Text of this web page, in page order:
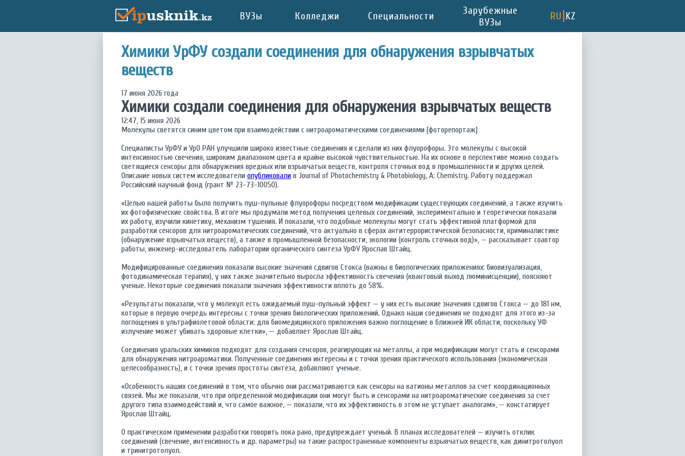
ВУЗы Колледжи Специальности
Зарубежные
ВУЗы
RU KZ
Химики УрФУ создали соединения для обнаружения взрывчатых
веществ
17 июня 2026 года
Химики создали соединения для обнаружения взрывчатых веществ
12:47, 15 июня 2026
Молекулы светятся синим цветом при взаимодействии с нитроароматическими соединениями [фоторепортаж]
Специалисты УрФУ и УрО РАН улучшили широко известные соединения и сделали из них флуорофоры. Это молекулы с высокой
интенсивностью свечения, широким диапазоном цвета и крайне высокой чувствительностью. На их основе в перспективе можно создать
светящиеся сенсоры для обнаружения вредных или взрывчатых веществ, контроля сточных вод в промышленности и других целей.
Описание новых систем исследователи опубликовали в Journal of Photochemistry & Photobiology, A: Chemistry. Работу поддержал
Российский научный фонд (грант № 23-73-10050).
«Целью нашей работы было получить пуш-пульные флуорофоры посредством модификации существующих соединений, а также изучить
их фотофизические свойства. В итоге мы продумали метод получения целевых соединений, экспериментально и теоретически показали
их работу, изучили кинетику, механизм тушения. И показали, что подобные молекулы могут стать эффективной платформой для
разработки сенсоров для нитроароматических соединений, что актуально в сферах антитеррористической безопасности, криминалистике
(обнаружение взрывчатых веществ), а также в промышленной безопасности, экологии (контроль сточных вод)», — рассказывает соавтор
работы, инженер-исследователь лаборатории органического синтеза УрФУ Ярослав Штайц.
Модифицированные соединения показали высокие значения сдвигов Стокса (важны в биологических приложениях: биовизуализация,
фотодинамическая терапия), у них также значительно выросла эффективность свечения (квантовый выход люминисценции), поясняют
ученые. Некоторые соединения показали значения эффективности вплоть до 58%.
«Результаты показали, что у молекул есть ожидаемый пуш-пульный эффект — у них есть высокие значения сдвигов Стокса — до 181 нм,
которые в первую очередь интересны с точки зрения биологических приложений. Однако наши соединения не подходят для этого из-за
поглощения в ультрафиолетовой области: для биомедицинского приложения важно поглощение в ближней ИК области, поскольку УФ
излучение может убивать здоровые клетки», — добавляет Ярослав Штайц.
Соединения уральских химиков подходят для создания сенсоров, реагирующих на металлы, а при модификации могут стать и сенсорами
для обнаружения нитроароматики. Полученные соединения интересны и с точки зрения практического использования (экономическая
целесообразность), и с точки зрения простоты синтеза, добавляют ученые.
«Особенность наших соединений в том, что обычно они рассматриваются как сенсоры на катионы металлов за счет координационных
связей. Мы же показали, что при определенной модификации они могут быть и сенсорами на нитроароматические соединения за счет
другого типа взаимодействий и, что самое важное, — показали, что их эффективность в этом не уступает аналогам», — констатирует
Ярослав Штайц.
О практическом применении разработки говорить пока рано, предупреждает ученый. В планах исследователей — изучить отклик
соединений (свечение, интенсивность и др. параметры) на такие распространенные компоненты взрывчатых веществ, как динитротолуол
и тринитротолуол.